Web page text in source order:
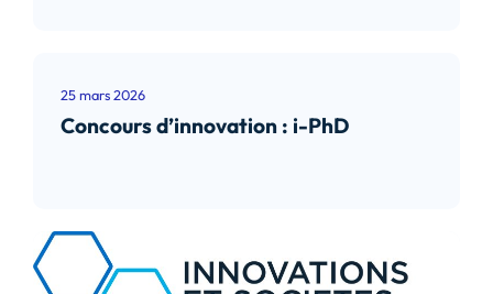
25 mars 2026
Concours d’innovation : i-PhD